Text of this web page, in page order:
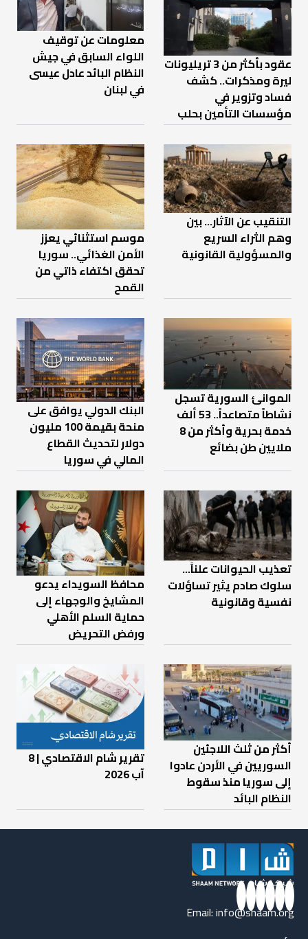
عقود بأكثر من 3 تريليونات
ليرة ومذكرات.. كشف
فساد وتزوير في
مؤسسات التأمين بحلب
معلومات عن توقيف
اللواء السابق في جيش
النظام البائد عادل عيسى
في لبنان
التنقيب عن الآثار… بين
وهم الثراء السريع
والمسؤولية القانونية
موسم استثنائي يعزز
الأمن الغذائي.. سوريا
تحقق اكتفاء ذاتي من
القمح
الموانئ السورية تسجل
نشاطاً متصاعداً.. 53 ألف
خدمة بحرية وأكثر من 8
ملايين طن بضائع
البنك الدولي يوافق على
منحة بقيمة 100 مليون
دولار لتحديث القطاع
المالي في سوريا
تعذيب الحيوانات علناً…
سلوك صادم يثير تساؤلات
نفسية وقانونية
محافظ السويداء يدعو
المشايخ والوجهاء إلى
حماية السلم الأهلي
ورفض التحريض
أكثر من ثلث اللاجئين
السوريين في الأردن عادوا
إلى سوريا منذ سقوط
النظام البائد
تقرير شام الاقتصادي | 8
آب 2026
Email:info@shaam.org